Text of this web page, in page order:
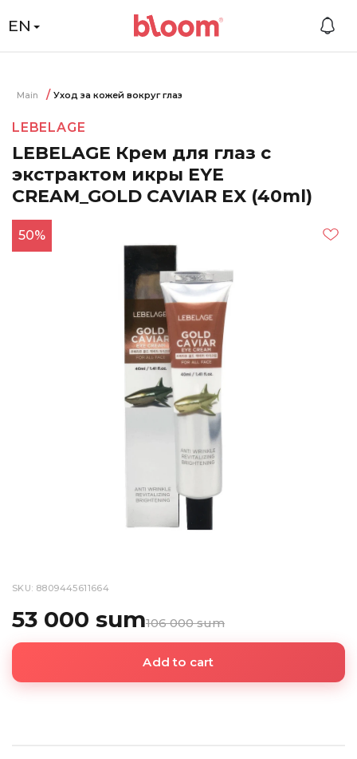
EN
Main Уход за кожей вокруг глаз
LEBELAGE
LEBELAGE Крем для глаз с
экстрактом икры EYE
CREAM_GOLD CAVIAR EX (40ml)
50%
SKU: 8809445611664
53 000 sum106 000 sum
Add to cart